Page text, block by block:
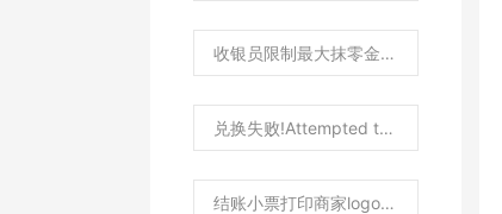
收银员限制最大抹零金额如何设置？
兑换失败!Attempted to divide by zero？
结账小票打印商家logo图片如何设置？